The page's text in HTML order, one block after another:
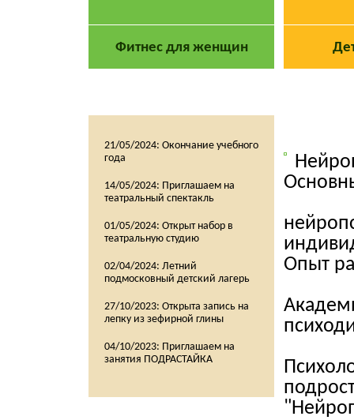
Фитнес для женщин
21/05/2024: Окончание учебного
года
14/05/2024: Приглашаем на
театральный спектакль
01/05/2024: Открыт набор в
театральную студию
02/04/2024: Летний
подмосковный детский лагерь
27/10/2023: Открыта запись на
лепку из зефирной глины
04/10/2023: Приглашаем на
занятия ПОДРАСТАЙКА
Опыт